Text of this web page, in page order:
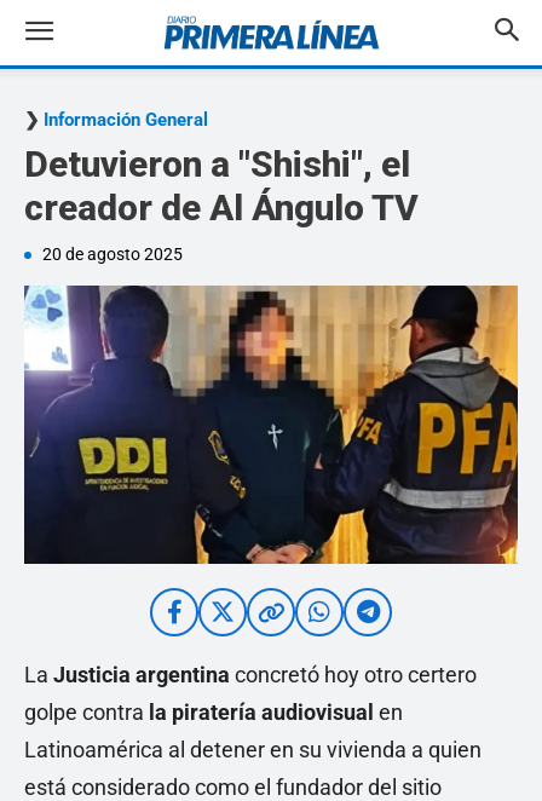
Información General
Detuvieron a "Shishi", el
creador de Al Ángulo TV
20 de agosto 2025
La Justicia argentina concretó hoy otro certero
golpe contra la piratería audiovisual en
Latinoamérica al detener en su vivienda a quien
está considerado como el fundador del sitio